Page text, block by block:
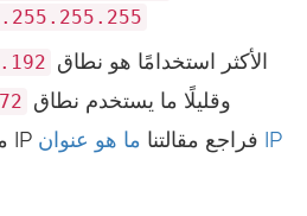
الأكثر استخدامًا هو نطاق 192.*
وقليلًا ما يستخدم نطاق
معرفة المزيد عن عناوين IP فراجع مقالتنا ما هو عنوان IP